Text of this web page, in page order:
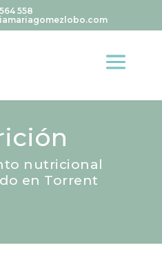
558
nutricional
en Torrent